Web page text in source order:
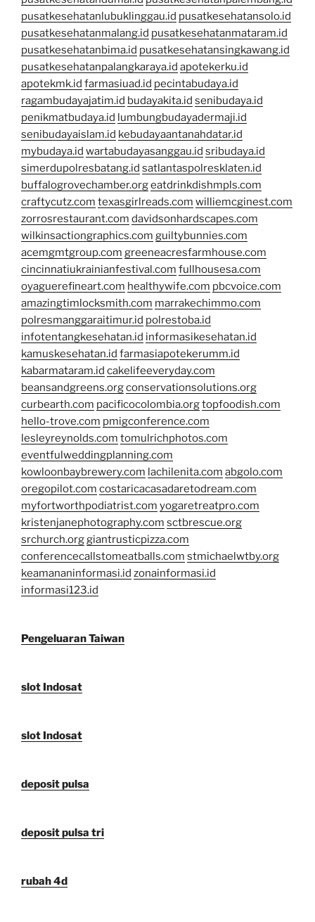
pusatkesehatanlubuklinggau.id pusatkesehatansolo.id
pusatkesehatanmalang.id pusatkesehatanmataram.id
pusatkesehatanbima.id pusatkesehatansingkawang.id
pusatkesehatanpalangkaraya.id apotekerku.id
apotekmk.id farmasiuad.id pecintabudaya.id
ragambudayajatim.id budayakita.id senibudaya.id
penikmatbudaya.id lumbungbudayadermaji.id
senibudayaislam.id kebudayaantanahdatar.id
mybudaya.id wartabudayasanggau.id sribudaya.id
simerdupolresbatang.id satlantaspolresklaten.id
buffalogrovechamber.orgeatdrinkdishmpls.com
craftycutz.com texasgirlreads.com williemcginest.com
zorrosrestaurant.com davidsonhardscapes.com
wilkinsactiongraphics.com guiltybunnies.com
acemgmtgroup.com greeneacresfarmhouse.com
cincinnatiukrainianfestival.com fullhousesa.com
oyaguerefineart.com healthywife.com pbcvoice.com
amazingtimlocksmith.com marrakechimmo.com
polresmanggaraitimur.id polrestoba.id
infotentangkesehatan.id informasikesehatan.id
kamuskesehatan.id farmasiapotekerumm.id
kabarmataram.id cakelifeeveryday.com
beansandgreens.orgconservationsolutions.org
curbearth.com pacificocolombia.orgtopfoodish.com
hello-trove.com pmigconference.com
lesleyreynolds.com tomulrichphotos.com
eventfulweddingplanning.com
kowloonbaybrewery.com lachilenita.com abgolo.com
oregopilot.com costaricacasadaretodream.com
myfortworthpodiatrist.com yogaretreatpro.com
kristenjanephotography.com sctbrescue.org
srchurch.orggiantrusticpizza.com
conferencecallstomeatballs.com stmichaelwtby.org
keamananinformasi.id zonainformasi.id
informasi123.id
Pengeluaran Taiwan
slot Indosat
slot Indosat
deposit pulsa
deposit pulsa tri
rubah 4d